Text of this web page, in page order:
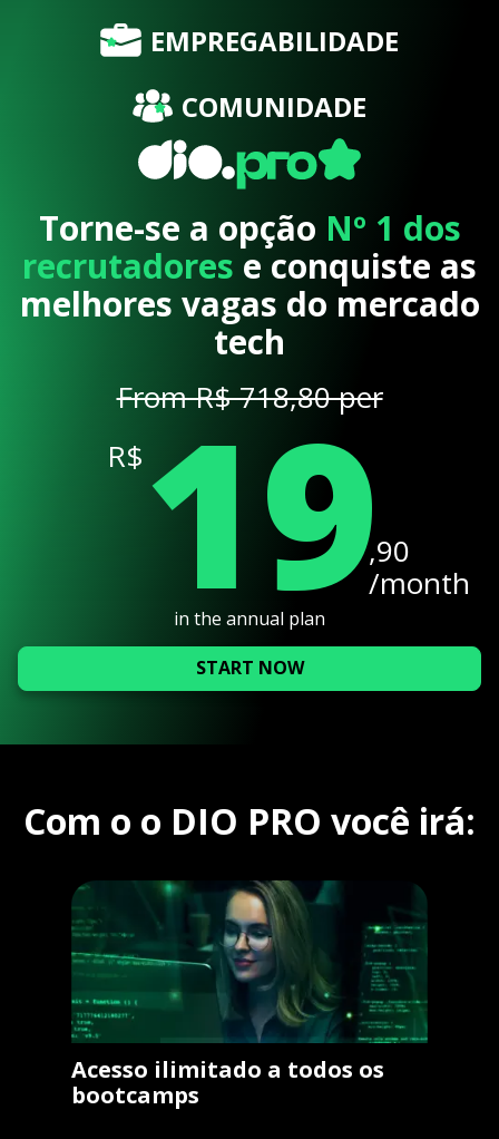
EMPREGABILIDADE
COMUNIDADE
Torne-se a opção Nº 1 dos
recrutadores e conquiste as
melhores vagas do mercado
tech
From R$ 718,80 per
R$ 19,90
/month
in the annual plan
START NOW
Com o o DIO PRO você irá:
Acesso ilimitado a todos os
bootcamps